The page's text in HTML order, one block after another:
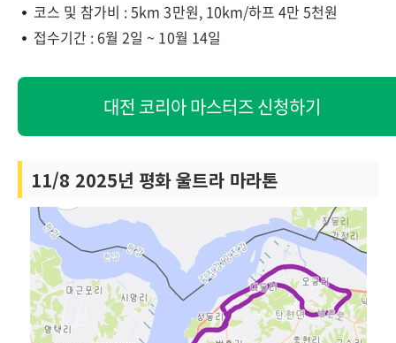
코스 및 참가비 : 5km 3만원, 10km/하프 4만 5천원
접수기간 : 6월 2일 ~ 10월 14일
대전 코리아 마스터즈 신청하기
11/8 2025년 평화 울트라 마라톤